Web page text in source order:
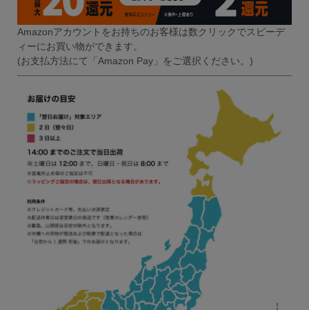
Amazonアカウントをお持ちのお客様は数クリックでスピーデ
ィーにお買い物ができます。
(お支払方法にて「Amazon Pay」をご選択ください。)